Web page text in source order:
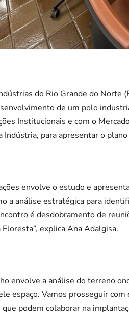
do Rio Grande do Norte
de um polo
Institucionais e com o
Indústria, para apresentar o
envolve o estudo e
a análise estratégica para
é desdobramento de
explica Ana Adalgisa.
envolve a análise do terreno
espaço. Vamos prosseguir
que podem colaborar na